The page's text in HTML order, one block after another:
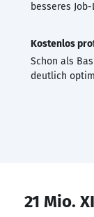
besseres
Kostenlos
Schon als
deutlich
21 Mio.